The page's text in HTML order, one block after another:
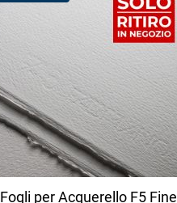
Fogli per Acquerello F5 Fine